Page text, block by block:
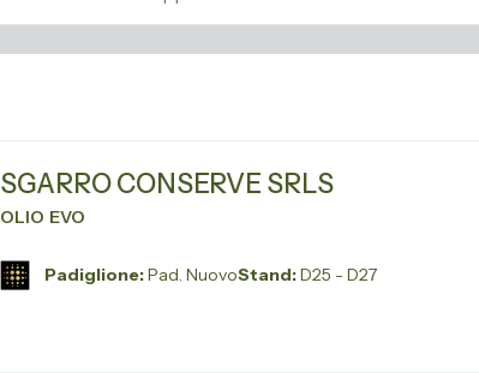
SGARRO CONSERVE SRLS
OLIO EVO
Padiglione:Pad. NuovoStand:D25 - D27